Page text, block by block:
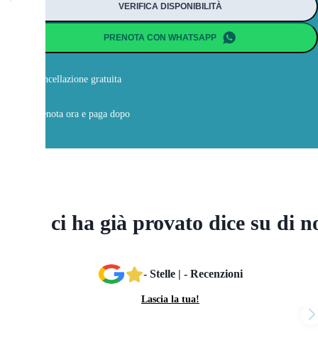
VERIFICA DISPONIBILITÀ
PRENOTA CON WHATSAPP
Cancellazione gratuita
Prenota ora e paga dopo
Chi ci ha già provato dice su di
- Stelle | - Recenzioni
Lascia la tua!